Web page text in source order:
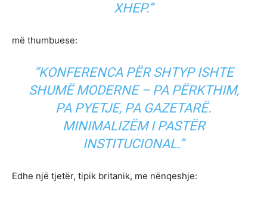
XHEP.”
më thumbuese:
“KONFERENCA PËR SHTYP ISHTE
SHUMË MODERNE – PA PËRKTHIM,
PA PYETJE, PA GAZETARË.
MINIMALIZËM I PASTËR
INSTITUCIONAL.”
Edhe një tjetër, tipik britanik, me nënqeshje: